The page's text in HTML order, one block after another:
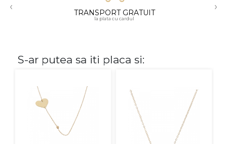
18K
Cu pietre
Diamante
‹ TRANSPORT GRATUIT
la plata cu cardul
›
S-ar putea sa iti placa si: